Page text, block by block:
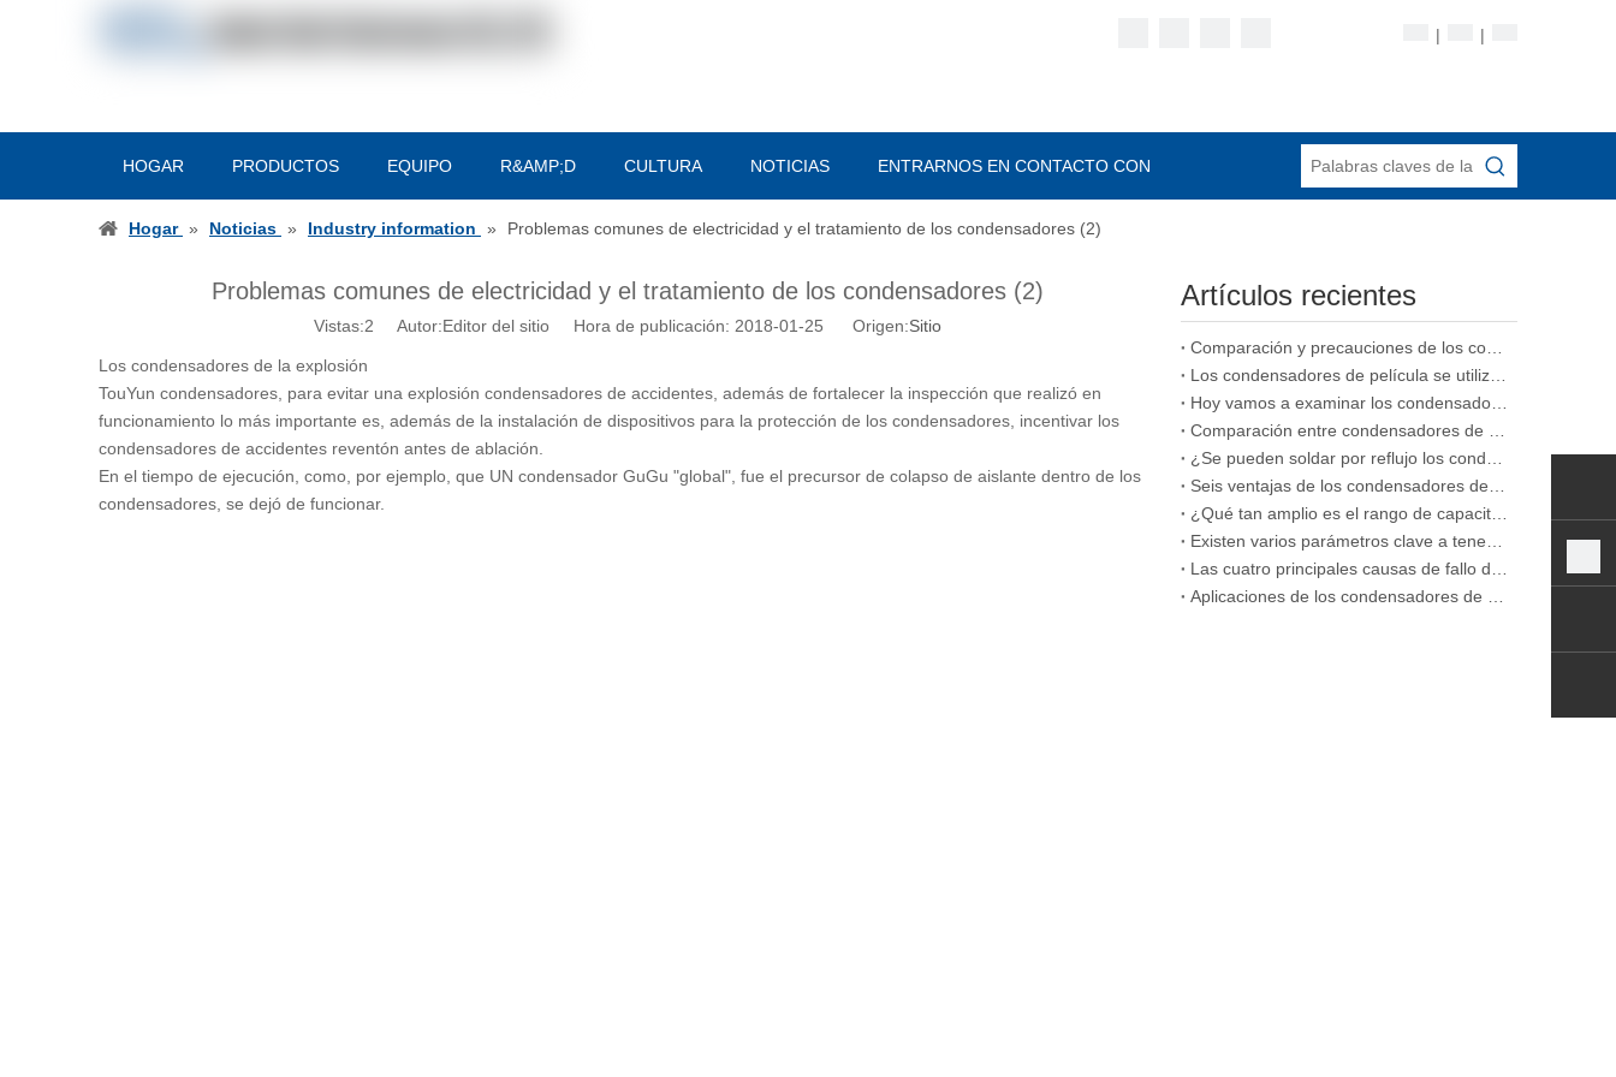
| |
HOGAR PRODUCTOS EQUIPO R&AMP;D CULTURA NOTICIAS ENTRARNOS EN CONTACTO CON
Hogar » Noticias » Industry information » Problemas comunes de electricidad y el tratamiento de los condensadores (2)
Problemas comunes de electricidad y el tratamiento de los condensadores (2)
Vistas:2 Autor:Editor del sitio Hora de publicación: 2018-01-25 Origen:Sitio
Los condensadores de la explosión
TouYun condensadores, para evitar una explosión condensadores de accidentes, además de fortalecer la inspección que realizó en
funcionamiento lo más importante es, además de la instalación de dispositivos para la protección de los condensadores, incentivar los
condensadores de accidentes reventón antes de ablación.
En el tiempo de ejecución, como, por ejemplo, que UN condensador GuGu "global", fue el precursor de colapso de aislante dentro de los
condensadores, se dejó de funcionar.
Artículos recientes